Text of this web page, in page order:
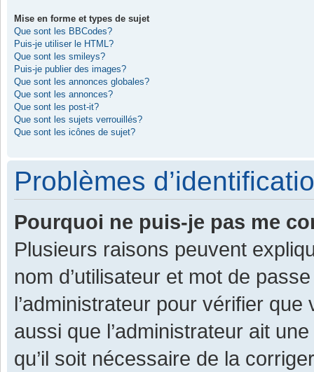
Mise en forme et types de sujet
Que sont les BBCodes?
Puis-je utiliser le HTML?
Que sont les smileys?
Puis-je publier des images?
Que sont les annonces globales?
Que sont les annonces?
Que sont les post-it?
Que sont les sujets verrouillés?
Que sont les icônes de sujet?
Problèmes
Pourquoi ne puis-je pas me
Plusieurs raisons peuvent
nom d’utilisateur et mot de
l’administrateur pour vérifier
aussi que l’administrateur ait
qu’il soit nécessaire de la